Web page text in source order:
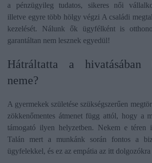
a pénzügyileg tudatos, sikeres női
illetve egyre több hölgy végzi A családi
kezelését. Nálunk ők ügyfélként is
garantáltan nem lesznek egyedül!
​Hátráltatta a hivatásában
neme?
A gyermekek születése szükségszerűen
zökkenőmentes átmenet függ attól, hogy a
támogató ilyen helyzetben. Nekem e téren
Talán mert a munkánk során fontos a
ügyfelekkel, és ez az empátia az itt